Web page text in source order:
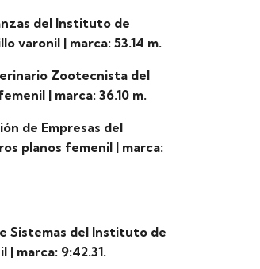
del Instituto de
varonil | marca: 53.14 m.
Zootecnista del
| marca: 36.10 m.
de Empresas del
planos femenil | marca:
Sistemas del Instituto de
marca: 9:42.31.